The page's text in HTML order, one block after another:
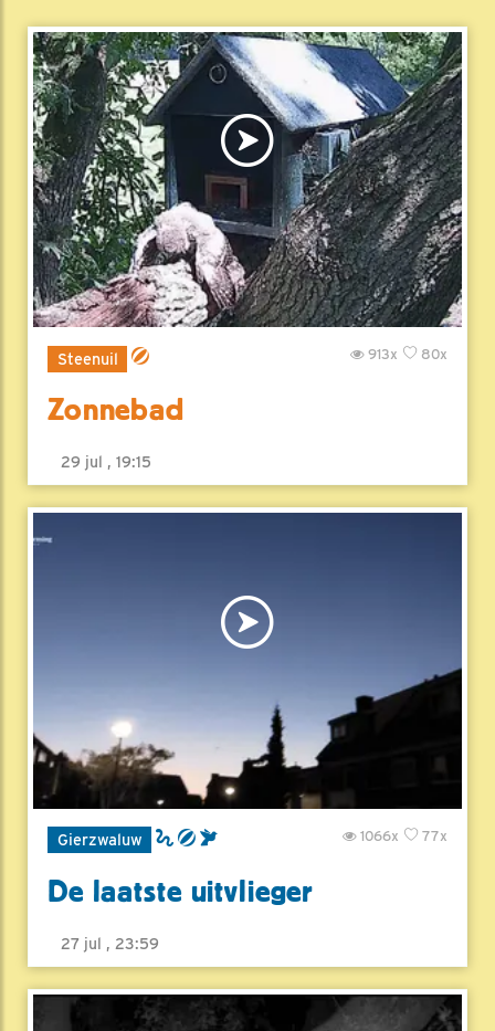
Steenuil 80x
913x
Zonnebad
29 jul , 19:15
Gierzwaluw 77x
1066x
De laatste uitvlieger
27 jul , 23:59